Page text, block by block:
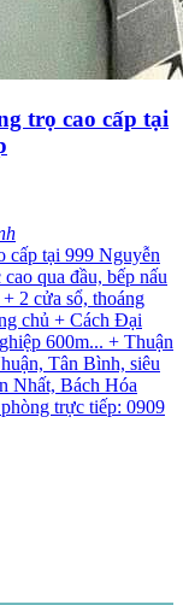
trọ cao cấp tại
cấp tại 999 Nguyễn
qua đầu, bếp nấu
2 cửa sổ, thoáng
chủ + Cách Đại
600m... + Thuận
Tân Bình, siêu
Nhất, Bách Hóa
trực tiếp: 0909